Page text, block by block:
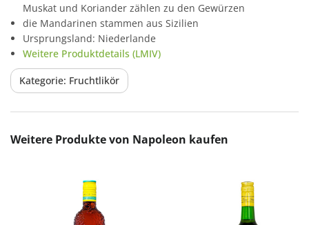
Muskat und Koriander zählen zu den Gewürzen
die Mandarinen stammen aus Sizilien
Ursprungsland: Niederlande
Weitere Produktdetails (LMIV)
Kategorie: Fruchtlikör
Produktgalerie überspringen
Weitere Produkte von Napoleon kaufen